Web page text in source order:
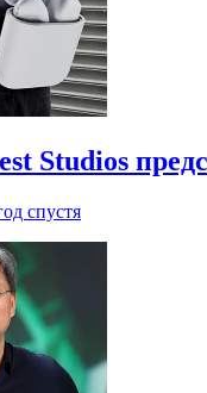
Studios
спустя